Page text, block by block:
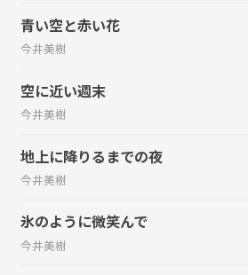
青い空と赤い花
今井美樹
空に近い週末
今井美樹
地上に降りるまでの夜
今井美樹
氷のように微笑んで
今井美樹